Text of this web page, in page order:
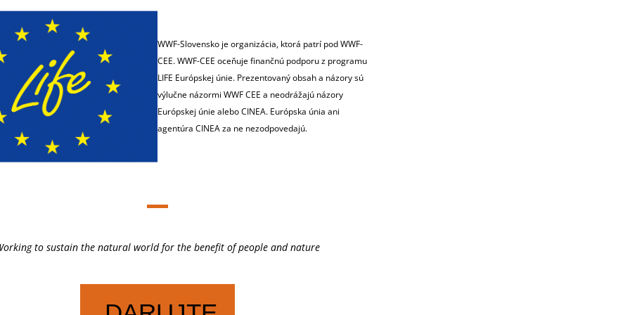
WWF-Slovensko je organizácia, ktorá patrí pod WWF-
CEE. WWF-CEE oceňuje finančnú podporu z programu
LIFE Európskej únie. Prezentovaný obsah a názory sú
výlučne názormi WWF CEE a neodrážajú názory
Európskej únie alebo CINEA. Európska únia ani
agentúra CINEA za ne nezodpovedajú.
to sustain the natural world for the benefit of people and nature